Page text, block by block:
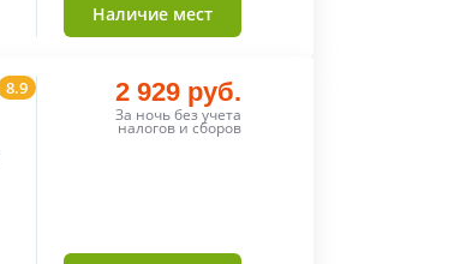
Наличие мест
8.9 2 929 руб.
За ночь без учета
налогов и сборов